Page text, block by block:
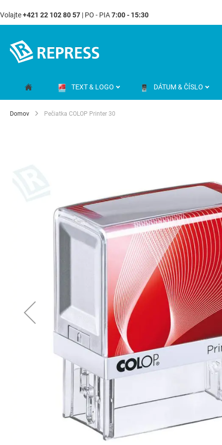
Volajte+421 22 102 80 57 | PO - PIA7:00 - 15:30
Content
TEXT & LOGO DÁTUM & ČÍSLO
Domov Pečiatka COLOP Printer 30